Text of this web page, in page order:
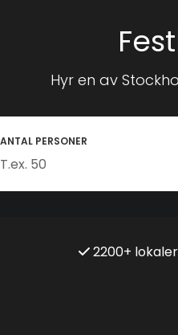
Hyr en av
ANTAL PERSONER
2200+ lokaler